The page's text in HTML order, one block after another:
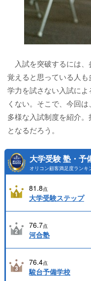
入試を突破するには、
覚えると思っている人も
学力を試さない入試に
くない。そこで、今回
多様な入試制度を紹介
となるだろう。
大学受験 塾・予
オリコン顧客満足度ランキ
81.8点
大学受験ステップ
76.7点
河合塾
76.4点
駿台予備学校